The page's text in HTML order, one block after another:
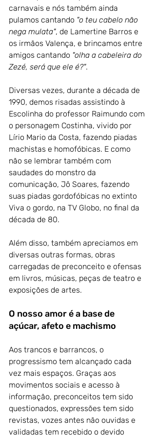
carnavais e nós também ainda
pulamos cantando "o teu cabelo não
nega mulata", de Lamertine Barros e
os irmãos Valença, e brincamos entre
amigos cantando "olha a cabeleira do
Zezé, será que ele é?".
Diversas vezes, durante a década de
1990, demos risadas assistindo à
Escolinha do professor Raimundo com
o personagem Costinha, vivido por
Lírio Mario da Costa, fazendo piadas
machistas e homofóbicas. E como
não se lembrar também com
saudades do monstro da
comunicação, Jô Soares, fazendo
suas piadas gordofóbicas no extinto
Viva o gordo, na TV Globo, no final da
década de 80.
Além disso, também apreciamos em
diversas outras formas, obras
carregadas de preconceito e ofensas
em livros, músicas, peças de teatro e
exposições de artes.
O nosso amor é a base de
açúcar, afeto e machismo
Aos trancos e barrancos, o
progressismo tem alcançado cada
vez mais espaços. Graças aos
movimentos sociais e acesso à
informação, preconceitos tem sido
questionados, expressões tem sido
revistas, vozes antes não ouvidas e
validadas tem recebido o devido